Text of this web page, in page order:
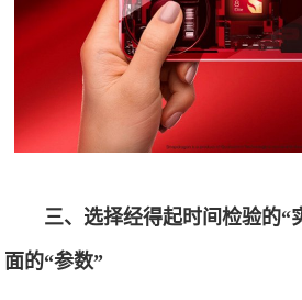
三、选择经得起时间检验的“
面的“参数”